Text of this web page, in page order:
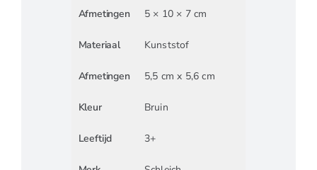
Afmetingen 5 × 10 × 7 cm
Materiaal Kunststof
Afmetingen 5,5 cm x 5,6 cm
Kleur Bruin
Leeftijd 3+